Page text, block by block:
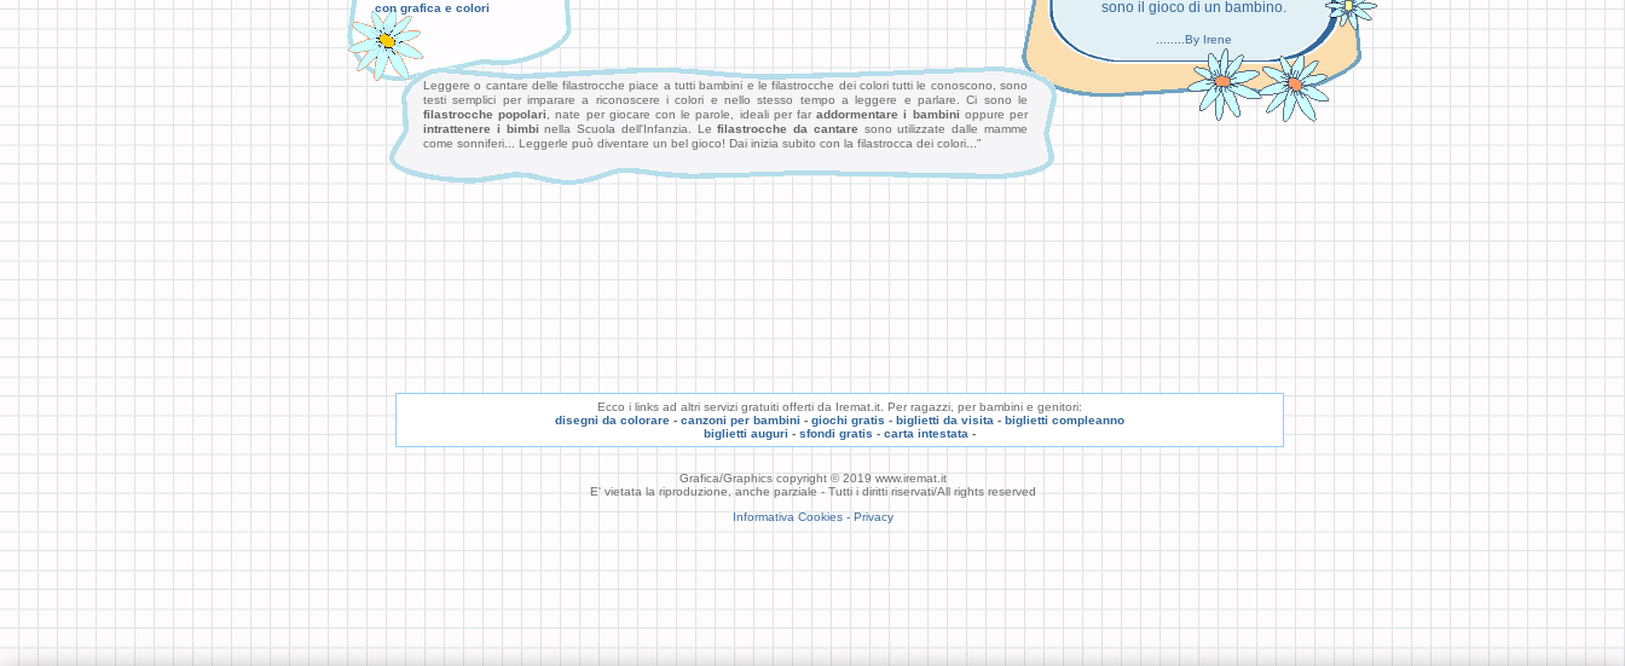
con grafica e colori
sono il gioco di un bambino.
........By Irene
Leggere o cantare delle filastrocche piace a tutti bambini e le filastrocche dei colori tutti le conoscono, sono
testi semplici per imparare a riconoscere i colori e nello stesso tempo a leggere e parlare. Ci sono le
filastrocche popolari
, nate per giocare con le parole, ideali per faraddormentare i bambini oppure per
intrattenere i bimbinella Scuola dell'Infanzia. Lefilastrocche da cantare sono utilizzate dalle mamme
come sonniferi... Leggerle può diventare un bel gioco! Dai inizia subito con la filastrocca dei colori..."
Ecco i links ad altri servizi gratuiti offerti da Iremat.it. Per ragazzi, per bambini e genitori:
disegni da colorare - canzoni per bambini - giochi gratis - biglietti da visita - biglietti compleanno
biglietti auguri - sfondi gratis - carta intestata -
Grafica/Graphics copyright © 2019 www.iremat.it
E' vietata la riproduzione, anche parziale - Tutti i diritti riservati/All rights reserved
Informativa Cookies - Privacy